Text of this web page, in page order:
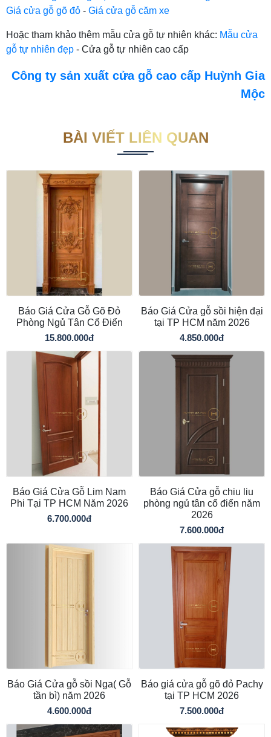
Giá cửa gỗ gõ đỏ - Giá cửa gỗ căm xe
Hoặc tham khảo thêm mẫu cửa gỗ tự nhiên khác: Mẫu cửa
gỗ tự nhiên đẹp - Cửa gỗ tự nhiên cao cấp
Công ty sản xuất cửa gỗ cao cấp Huỳnh Gia
Mộc
BÀI VIẾT LIÊN QUAN
Báo Giá Cửa Gỗ Gõ Đỏ
Phòng Ngủ Tân Cổ Điển
15.800.000đ
Báo Giá Cửa gỗ sồi hiện đại
tại TP HCM năm 2026
4.850.000đ
Báo Giá Cửa Gỗ Lim Nam
Phi Tại TP HCM Năm 2026
6.700.000đ
Báo Giá Cửa gỗ chiu liu
phòng ngủ tân cổ điển năm
2026
7.600.000đ
Báo Giá Cửa gỗ sồi Nga( Gỗ
tần bì) năm 2026
4.600.000đ
Báo giá cửa gỗ gõ đỏ Pachy
tại TP HCM 2026
7.500.000đ